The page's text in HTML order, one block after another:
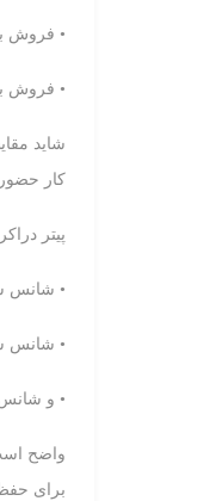
• فروش
• فروش
شاید
کار
پیتر
• شانس
• شانس
• و شانس
واضح
برای